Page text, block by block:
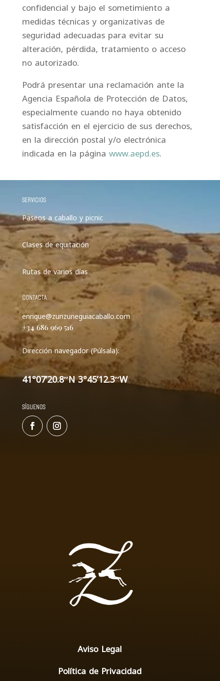
confidencial y bajo el sometimiento a
medidas técnicas y organizativas de
seguridad adecuadas para evitar su
alteración, pérdida, tratamiento o acceso
no autorizado.
Podrá presentar una reclamación ante la
Agencia Española de Protección de Datos,
especialmente cuando no haya obtenido
satisfacción en el ejercicio de sus derechos,
en la dirección postal y/o electrónica
indicada en la página www.aepd.es.
SERVICIOS
Paseos a caballo y picnic
Clases de equitación
Rutas de varios días
CONTACTA
enrique@zunzuneguiacaballo.com
+34 686 969 516
Dirección navegador (Púlsala):
41°07’20.8″N 3°45’12.3″W
SÍGUENOS
Aviso Legal
Política de Privacidad